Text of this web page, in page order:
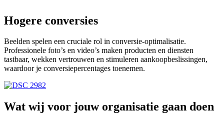
Hogere conversies
Beelden spelen een cruciale rol in conversie-optimalisatie.
Professionele foto’s en video’s maken producten en diensten
tastbaar, wekken vertrouwen en stimuleren aankoopbeslissingen,
waardoor je conversiepercentages toenemen.
Wat wij voor jouw organisatie gaan doen